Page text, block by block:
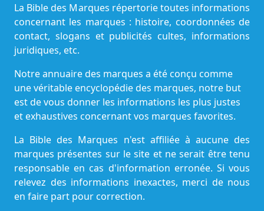
La Bible des Marques répertorie toutes informations
concernant les marques : histoire, coordonnées de
contact, slogans et publicités cultes, informations
juridiques, etc.
Notre annuaire des marques a été conçu comme
une véritable encyclopédie des marques, notre but
est de vous donner les informations les plus justes
et exhaustives concernant vos marques favorites.
La Bible des Marques n'est affiliée à aucune des
marques présentes sur le site et ne serait être tenu
responsable en cas d'information erronée. Si vous
relevez des informations inexactes, merci de nous
en faire part pour correction.